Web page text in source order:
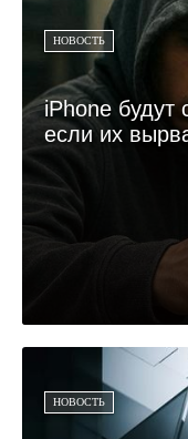
НОВОСТЬ
iPhone будут
если их
НОВОСТЬ